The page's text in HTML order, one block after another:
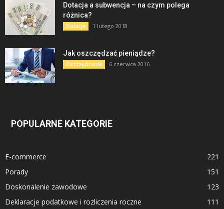
Dotacja a subwencja – na czym polega
różnica?
Dotacje 1 lutego 2018
Jak oszczędzać pieniądze?
Oszczędzanie 6 czerwca 2016
POPULARNE KATEGORIE
E-commerce
221
Porady
151
Doskonalenie zawodowe
123
Deklaracje podatkowe i rozliczenia roczne
111